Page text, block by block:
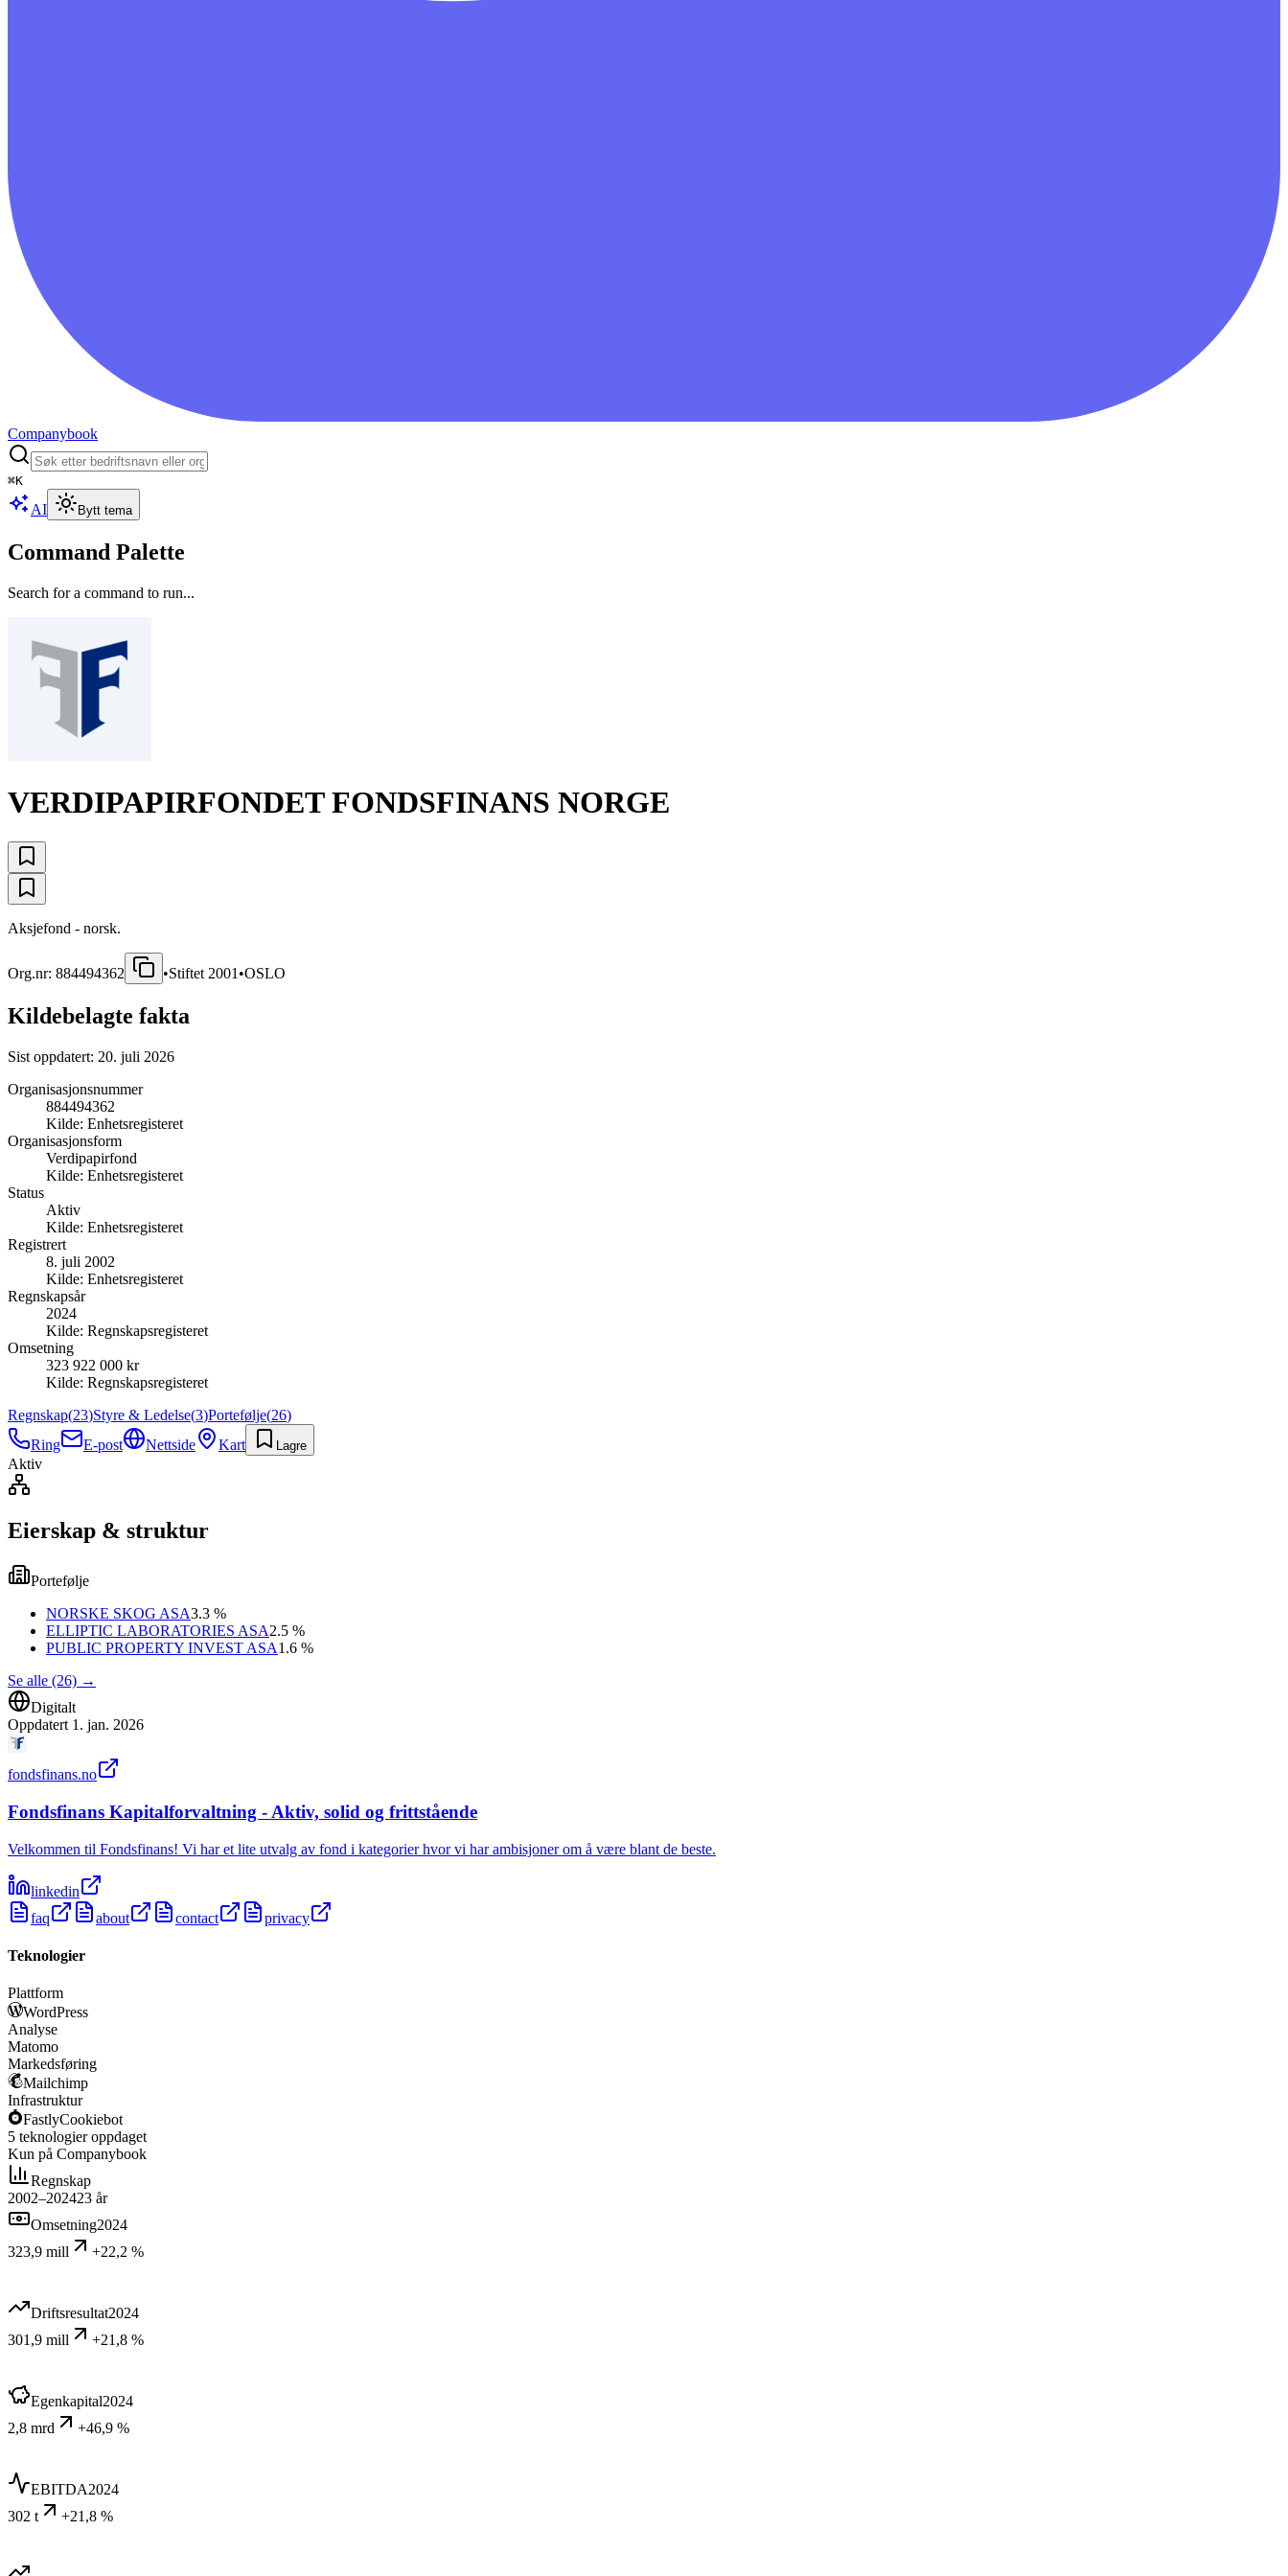
Companybook
⌘K
AI Bytt tema
Command Palette
Search for a command to run...
VERDIPAPIRFONDET FONDSFINANS NORGE
Aksjefond - norsk.
Org.nr: 884494362 •Stiftet 2001 •OSLO
Kildebelagte fakta
Sist oppdatert: 20. juli 2026
Organisasjonsnummer
884494362
Kilde: Enhetsregisteret
Organisasjonsform
Verdipapirfond
Kilde: Enhetsregisteret
Status
Aktiv
Kilde: Enhetsregisteret
Registrert
8. juli 2002
Kilde: Enhetsregisteret
Regnskapsår
2024
Kilde: Regnskapsregisteret
Omsetning
323 922 000 kr
Kilde: Regnskapsregisteret
Regnskap(23)Styre & Ledelse(3)Portefølje(26)
Ring
E-post Nettside Kart Lagre
Aktiv
Eierskap & struktur
Portefølje
NORSKE SKOG ASA3.3 %
ELLIPTIC LABORATORIES ASA2.5 %
PUBLIC PROPERTY INVEST ASA1.6 %
Se alle (26) →
Digitalt
Oppdatert 1. jan. 2026
fondsfinans.no
Fondsfinans Kapitalforvaltning - Aktiv, solid og frittstående
Velkommen til Fondsfinans! Vi har et lite utvalg av fond i kategorier hvor vi har ambisjoner om å være blant de beste.
linkedin
faq
about contact privacy
Teknologier
Plattform
WordPress
Analyse
Matomo
Markedsføring
Mailchimp
Infrastruktur
FastlyCookiebot
5 teknologier oppdaget
Kun på Companybook
Regnskap
2002–202423 år
Omsetning2024
323,9 mill
+22,2 %
Driftsresultat2024
301,9 mill
+21,8 %
Egenkapital2024
2,8 mrd
+46,9 %
EBITDA2024
302 t
+21,8 %